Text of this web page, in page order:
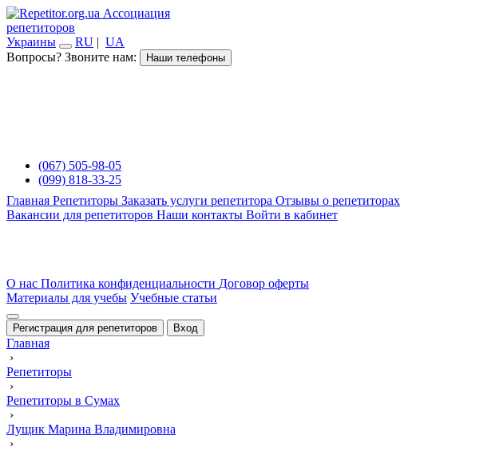
Ассоциация
репетиторов
Украины
RU | UA
Вопросы? Звоните нам:
Наши телефоны
(067) 505-98-05
(099) 818-33-25
Главная Репетиторы Заказать услуги репетитора Отзывы о репетиторах
Вакансии для репетиторов Наши контакты Войти в кабинет
О нас Политика конфиденциальности Договор оферты
Материалы для учебы Учебные статьи
Регистрация для репетиторов Вход
Главная
›
Репетиторы
›
Репетиторы в Сумах
›
Лущик Марина Владимировна
›